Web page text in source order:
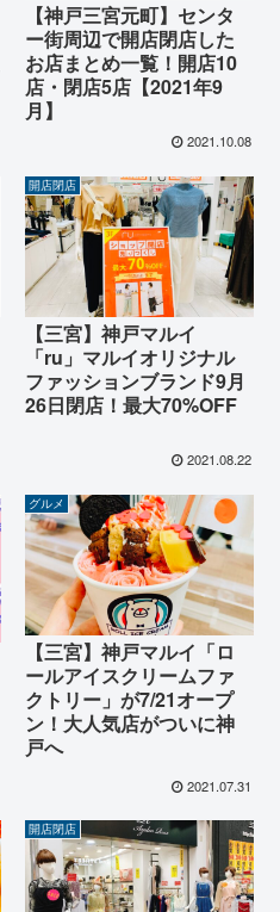
【神戸三宮元町】センタ
ー街周辺で開店閉店した
お店まとめ一覧！開店10
店・閉店5店【2021年9
月】
2021.10.08
開店閉店
【三宮】神戸マルイ
「ru」マルイオリジナル
ファッションブランド9月
26日閉店！最大70%OFF
2021.08.22
グルメ
【三宮】神戸マルイ「ロ
ールアイスクリームファ
クトリー」が7/21オープ
ン！大人気店がついに神
戸へ
2021.07.31
開店閉店